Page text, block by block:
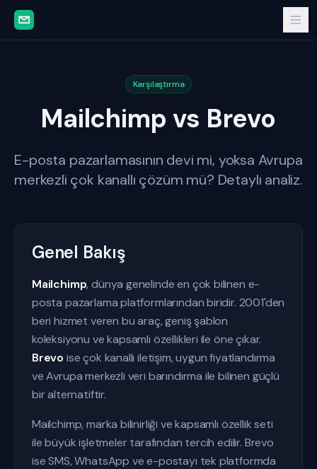
Karşılaştırma
Mailchimp vs Brevo
E-posta pazarlamasının devi mi, yoksa Avrupa
merkezli çok kanallı çözüm mü? Detaylı analiz.
Genel Bakış
Mailchimp, dünya genelinde en çok bilinen e-
posta pazarlama platformlarından biridir. 2001'den
beri hizmet veren bu araç, geniş şablon
koleksiyonu ve kapsamlı özellikleri ile öne çıkar.
Brevo ise çok kanallı iletişim, uygun fiyatlandırma
ve Avrupa merkezli veri barındırma ile bilinen güçlü
bir alternatiftir.
Mailchimp, marka bilinirliği ve kapsamlı özellik seti
ile büyük işletmeler tarafından tercih edilir. Brevo
ise SMS, WhatsApp ve e-postayı tek platformda